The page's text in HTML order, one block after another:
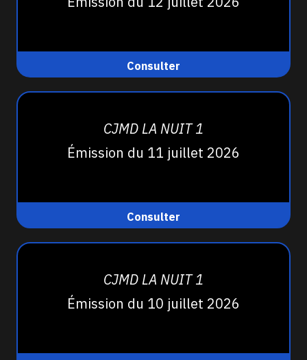
Consulter
CJMD LA NUIT 1
Émission du 11 juillet 2026
Consulter
CJMD LA NUIT 1
Émission du 10 juillet 2026